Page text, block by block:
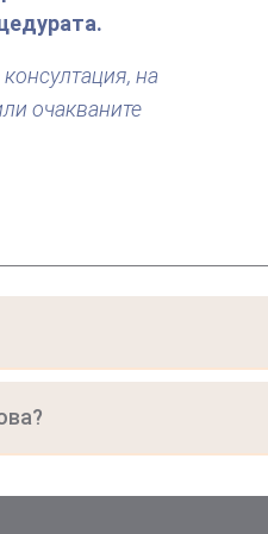
на
очакваните